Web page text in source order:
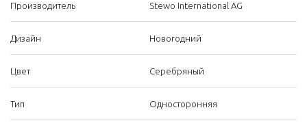
Производитель Stewo International AG
Дизайн Новогодний
Цвет Серебряный
Тип Односторонняя